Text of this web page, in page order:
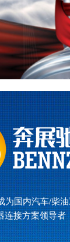
为国内汽车/柴
连接方案领导者